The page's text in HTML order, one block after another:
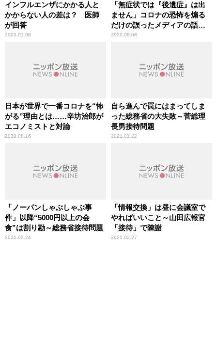
インフルエンザにかかる人と
かからない人の差は？ 医師
が回答
2020.01.08
「無症状では『後遺症』は出
ません」コロナの恐怖を煽る
だけの誤ったメディアの語法
に辛坊治郎が異議
2020.08.08
日本が世界で一番コロナを“怖
がる”理由とは……辛坊治郎が
エコノミストと対論
2020.08.16
自ら進んで罠にはまってしま
った総務省の大失敗～菅総理
長男接待問題
2021.02.22
「ノーパンしゃぶしゃぶ事
件」以降“5000円以上の会
食”は割り勘～総務省接待問題
2021.02.24
「情報交換」は昼に会議室で
やればいいこと～山田広報官
「接待」で陳謝
2021.02.27